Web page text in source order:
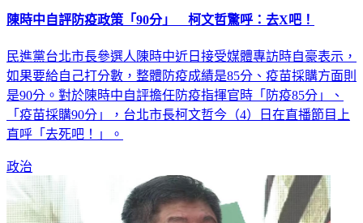
陳時中自評防疫政策「90分」 柯文哲驚呼：去X吧！
民進黨台北市長參選人陳時中近日接受媒體專訪時自豪表示，
如果要給自己打分數，整體防疫成績是85分、疫苗採購方面則
是90分。對於陳時中自評擔任防疫指揮官時「防疫85分」、
「疫苗採購90分」，台北市長柯文哲今（4）日在直播節目上
直呼「去死吧！」。
政治